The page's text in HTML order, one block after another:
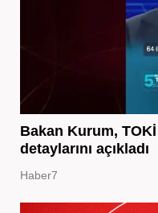
Bakan Kurum, TOKİ
detaylarını açıkladı
Haber7